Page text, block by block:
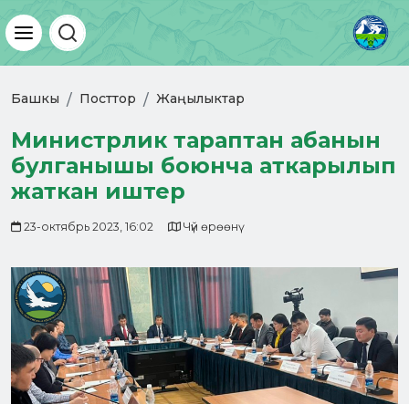
Башкы Посттор Жаңылыктар
Министрлик тараптан абанын
булганышы боюнча аткарылып
жаткан иштер
23-октябрь 2023, 16:02 Чүй өрөөнү